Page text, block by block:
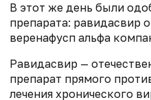
В этот же день были
препарата: равидасвир
веренафусп альфа
Равидасвир —
препарат прямого
лечения хронического